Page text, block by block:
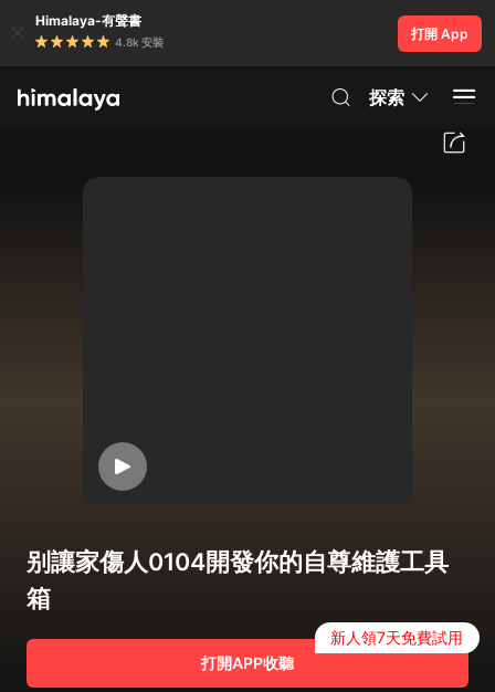
Himalaya-有聲書
4.8k 安裝
打開 App
探索
别讓家傷人0104開發你的自尊維護工具
箱
打開APP收聽
新人領7天免費試用